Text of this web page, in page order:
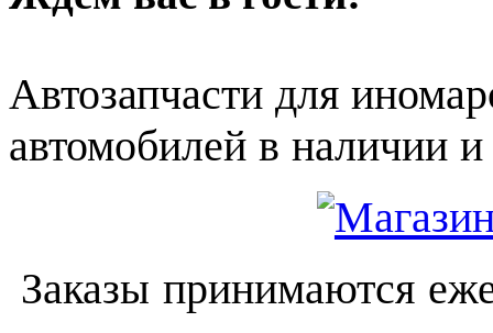
Автозапчасти для
автомобилей в наличии и
Заказы принимаются